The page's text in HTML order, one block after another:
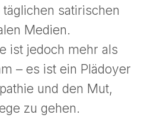
satirischen
Medien.
ist jedoch mehr als
– es ist ein Plädoyer
und den Mut,
zu gehen.